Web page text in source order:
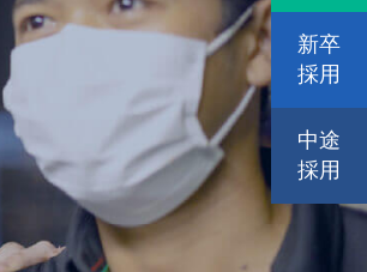
新卒
採用
中途
採用